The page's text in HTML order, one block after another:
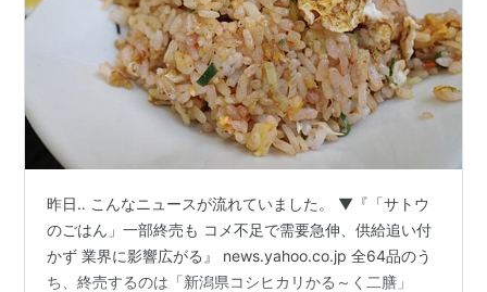
昨日‥ こんなニュースが流れていました。 ▼『「サトウ
のごはん」一部終売も コメ不足で需要急伸、供給追い付
かず 業界に影響広がる』 news.yahoo.co.jp 全64品のう
ち、終売するのは「新潟県コシヒカリかる～く二膳」